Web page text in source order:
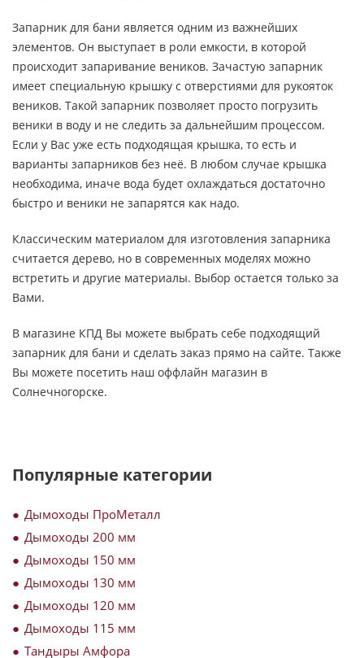
Запарник для бани является одним из важнейших
элементов. Он выступает в роли емкости, в которой
происходит запаривание веников. Зачастую запарник
имеет специальную крышку с отверстиями для рукояток
веников. Такой запарник позволяет просто погрузить
веники в воду и не следить за дальнейшим процессом.
Если у Вас уже есть подходящая крышка, то есть и
варианты запарников без неё. В любом случае крышка
необходима, иначе вода будет охлаждаться достаточно
быстро и веники не запарятся как надо.
Классическим материалом для изготовления запарника
считается дерево, но в современных моделях можно
встретить и другие материалы. Выбор остается только за
Вами.
В магазине КПД Вы можете выбрать себе подходящий
запарник для бани и сделать заказ прямо на сайте. Также
Вы можете посетить наш оффлайн магазин в
Солнечногорске.
Популярные категории
Дымоходы ПроМеталл
Дымоходы 200 мм
Дымоходы 150 мм
Дымоходы 130 мм
Дымоходы 120 мм
Дымоходы 115 мм
Тандыры Амфора